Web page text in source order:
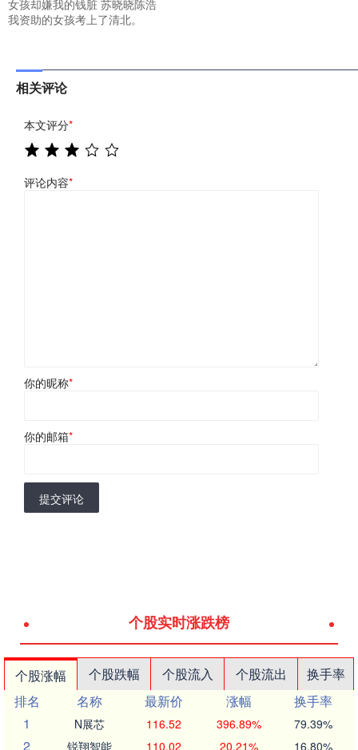
女孩却嫌我的钱脏 苏晓晓陈浩
我资助的女孩考上了清北。
相关评论
本文评分*
评论内容*
你的昵称*
你的邮箱*
提交评论
个股实时涨跌榜
个股涨幅 个股跌幅 个股流入 个股流出
换手率
排名
名称 最新价 涨幅
换手率
1
N展芯 116.52 396.89% 79.39%
2 锐翔智能 110.02 20.21% 16.80%